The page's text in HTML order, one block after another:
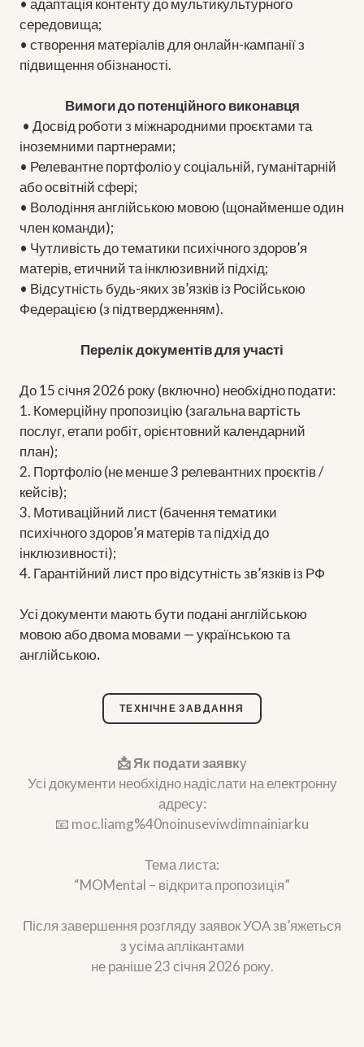
• адаптація контенту до мультикультурного
середовища;
• створення матеріалів для онлайн-кампанії з
підвищення обізнаності.
Вимоги до потенційного виконавця
• Досвід роботи з міжнародними проєктами та
іноземними партнерами;
• Релевантне портфоліо у соціальній, гуманітарній
або освітній сфері;
• Володіння англійською мовою (щонайменше один
член команди);
• Чутливість до тематики психічного здоров’я
матерів, етичний та інклюзивний підхід;
• Відсутність будь-яких зв’язків із Російською
Федерацією (з підтвердженням).
Перелік документів для участі
До 15 січня 2026 року (включно) необхідно подати:
1. Комерційну пропозицію (загальна вартість
послуг, етапи робіт, орієнтовний календарний
план);
2. Портфоліо (не менше 3 релевантних проєктів /
кейсів);
3. Мотиваційний лист (бачення тематики
психічного здоров’я матерів та підхід до
інклюзивності);
4. Гарантійний лист про відсутність зв’язків із РФ
Усі документи мають бути подані англійською
мовою або двома мовами — українською та
англійською.
ТЕХНІЧНЕ ЗАВДАННЯ
📩 Як подати заявку
Усі документи необхідно надіслати на електронну
адресу:
📧 moc.liamg%40noinuseviwdimnainiarku
Тема листа:
“MOMental – відкрита пропозиція”
Після завершення розгляду заявок УОА зв’яжеться
з усіма аплікантами
не раніше 23 січня 2026 року.